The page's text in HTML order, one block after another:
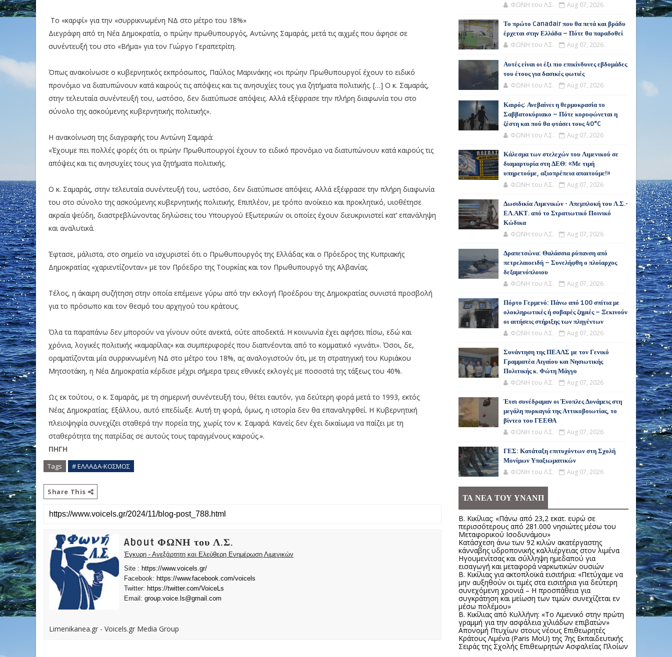
Το «καρφί» για την «συρρικνωμένη ΝΔ στο μέτρο του 18%»
Διεγράφη από τη Νέα Δημοκρατία, ο πρώην πρωθυπουργός, Αντώνης Σαμαράς, μετά τις αιχμές που άφησε σε
συνέντευξή του στο «Βήμα» για τον Γιώργο Γεραπετρίτη.
Όπως ανακοίνωσε ο κυβερνητικός εκπρόσωπος, Παύλος Μαρινάκης «οι πρώην Πρωθυπουργοί έχουν το ειδικό
προνόμιο να διατυπώνουν κατά καιρούς τις απόψεις και τις ανησυχίες τους για ζητήματα πολιτικής. […] Ο κ. Σαμαράς,
στην τελευταία συνέντευξή του, ωστόσο, δεν διατύπωσε απόψεις. Αλλά εξέφρασε την πλήρη διαφωνία του στο
σύνολο της ασκούμενης κυβερνητικής πολιτικής».
Η ανακοίνωση της διαγραφής του Αντώνη Σαμαρά:
«Έχουμε πει πολλές φορές ότι οι πρώην Πρωθυπουργοί έχουν το ειδικό προνόμιο να διατυπώνουν κατά καιρούς τις
απόψεις και τις ανησυχίες τους για ζητήματα πολιτικής.
Ο κ. Σαμαράς, στην τελευταία συνέντευξή του, ωστόσο, δεν διατύπωσε απόψεις. Αλλά εξέφρασε την πλήρη διαφωνία
του στο σύνολο της ασκούμενης κυβερνητικής πολιτικής. Επιπλέον, με τρόπο ανοίκειο και προκλητικό, υιοθέτησε
ακραία ψεύδη, διαστρεβλώνοντας δηλώσεις του Υπουργού Εξωτερικών οι οποίες έχουν διευκρινιστεί κατ’ επανάληψη
και αναλυτικά.
Έφτασε, μάλιστα, στο σημείο να ισχυριστεί ότι ο Πρωθυπουργός της Ελλάδας και ο Πρόεδρος της Κυπριακής
Δημοκρατίας «χαριεντίζονταν» με τον Πρόεδρο της Τουρκίας και τον Πρωθυπουργό της Αλβανίας.
Τέλος, η άκαιρη συζήτηση στην οποία επέμεινε γύρω από την εκλογή Προέδρου της Δημοκρατίας συνιστά προσβολή
για το πρόσωπο και τον θεσμό του αρχηγού του κράτους.
Όλα τα παραπάνω δεν μπορούν να γίνουν ούτε ανεκτά, ούτε αποδεκτά. Η κοινωνία έχει αφήσει πίσω, εδώ και
χρόνια, λογικές πολιτικής «καμαρίλας» και συμπεριφορές που διαπνέονται από το κομματικό «γινάτι». Όσοι, δε,
οραματίζονται μία συρρικνωμένη ΝΔ στο μέτρο του 18%, ας αναλογιστούν ότι, με τη στρατηγική του Κυριάκου
Μητσοτάκη, η Νέα Δημοκρατία κέρδισε μέχρι σήμερα τρεις εθνικές εκλογές με ποσοστά της τάξεως του 40%.
Ως εκ τούτου, ο κ. Σαμαράς, με τη σημερινή συνέντευξή του, θέτει εαυτόν, για δεύτερη φορά μετά το 1993, εκτός
Νέας Δημοκρατίας. Εξάλλου, αυτό επεδίωξε. Αυτή τη φορά, όμως, η ιστορία δεν θα επαναληφθεί. Η Κυβερνητική
πλειοψηφία συνεχίζει σταθερά την πορεία της, χωρίς τον κ. Σαμαρά. Κανείς δεν έχει δικαίωμα να παίζει με τη
σταθερότητα της πατρίδας σε αυτούς τους ταραγμένους καιρούς.».
ΠΗΓΗ
Tags # ΕΛΛΑΔΑ-ΚΟΣΜΟΣ
Share This
About ΦΩΝΗ του Λ.Σ.
Έγκυρη - Ανεξάρτητη και Ελεύθερη Ενημέρωση Λιμενικών
Site : https://www.voicels.gr/
Facebook: https://www.facebook.com/voicels
Twitter: https://twitter.com/VoiceLs
Email: group.voice.ls@gmail.com
Limenikanea.gr - Voicels.gr Media Group
ΦΩΝΗ του Λ.Σ. Aug 07, 2026
Το πρώτο Canadair που θα πετά και βράδυ
έρχεται στην Ελλάδα – Πότε θα παραδοθεί
ΦΩΝΗ του Λ.Σ. Aug 07, 2026
Αυτές είναι οι έξι πιο επικίνδυνες εβδομάδες
του έτους για δασικές φωτιές
ΦΩΝΗ του Λ.Σ. Aug 07, 2026
Καιρός: Ανεβαίνει η θερμοκρασία το
Σαββατοκύριακο – Πότε κορυφώνεται η
ζέστη και πού θα φτάσει τους 40°C
ΦΩΝΗ του Λ.Σ. Aug 07, 2026
Κάλεσμα των στελεχών του Λιμενικού σε
διαμαρτυρία στη ΔΕΘ: «Με τιμή
υπηρετούμε, αξιοπρέπεια απαιτούμε!»
ΦΩΝΗ του Λ.Σ. Aug 07, 2026
Δωσιδικία Λιμενικών - Απεμπλοκή του Λ.Σ.-
ΕΛ.ΑΚΤ. από το Στρατιωτικό Ποινικό
Κώδικα
ΦΩΝΗ του Λ.Σ. Aug 07, 2026
Δραπετσώνα: Θαλάσσια ρύπανση από
πετρελαιοειδή – Συνελήφθη ο πλοίαρχος
δεξαμενόπλοιου
ΦΩΝΗ του Λ.Σ. Aug 07, 2026
Πόρτο Γερμενό: Πάνω από 100 σπίτια με
ολοκληρωτικές ή σοβαρές ζημιές – Ξεκινούν
οι αιτήσεις στήριξης των πληγέντων
ΦΩΝΗ του Λ.Σ. Aug 07, 2026
Συνάντηση της ΠΕΑΛΣ με τον Γενικό
Γραμματέα Αιγαίου και Νησιωτικής
Πολιτικής κ. Φώτη Μάγγο
ΦΩΝΗ του Λ.Σ. Aug 07, 2026
Έτσι συνέδραμαν οι Ένοπλες Δυνάμεις στη
μεγάλη πυρκαγιά της Αττικοβοιωτίας, το
βίντεο του ΓΕΕΘΑ
ΦΩΝΗ του Λ.Σ. Aug 07, 2026
ΓΕΣ: Κατάταξη επιτυχόντων στη Σχολή
Μονίμων Υπαξιωματικών
ΦΩΝΗ του Λ.Σ. Aug 07, 2026
ΤΑ ΝΕΑ ΤΟΥ ΥΝΑΝΠ
Β. Κικίλιας: «Πάνω από 23,2 εκατ. ευρώ σε
περισσότερους από 281.000 νησιώτες μέσω του
Μεταφορικού Ισοδυνάμου»
Κατάσχεση άνω των 92 κιλών ακατέργαστης
κάνναβης υδροπονικής καλλιέργειας στον λιμένα
Ηγουμενίτσας και σύλληψη ημεδαπού για
εισαγωγή και μεταφορά ναρκωτικών ουσιών
Β. Κικίλιας για ακτοπλοϊκά εισιτήρια: «Πετύχαμε να
μην αυξηθούν οι τιμές στα εισιτήρια για δεύτερη
συνεχόμενη χρονιά – Η προσπάθεια για
συγκράτηση και μείωση των τιμών συνεχίζεται εν
μέσω πολέμου»
Β. Κικίλιας από Κυλλήνη: «Το Λιμενικό στην πρώτη
γραμμή για την ασφάλεια χιλιάδων επιβατών»
Απονομή Πτυχίων στους νέους Επιθεωρητές
Κράτους Λιμένα (Paris MoU) της 7ης Εκπαιδευτικής
Σειράς της Σχολής Επιθεωρητών Ασφαλείας Πλοίων